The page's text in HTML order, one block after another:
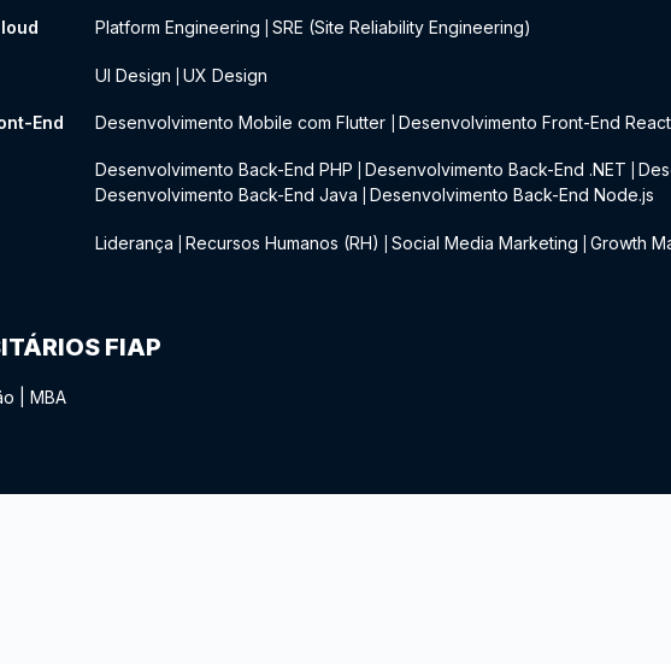
Platform Engineering SRE (Site Reliability Engineering)
UI Design UX Design
End Desenvolvimento Mobile com Flutter Desenvolvimento Front-End React
Desenvolvimento Back-End PHP Desenvolvimento Back-End .NET
Desenvolvimento Back-End Java
Desenvolvimento Back-End Node.js
Liderança Recursos Humanos (RH) Social Media Marketing Growth
FIAP
MBA